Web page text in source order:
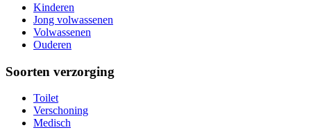
Kinderen
Jong volwassenen
Volwassenen
Ouderen
Soorten verzorging
Toilet
Verschoning
Medisch